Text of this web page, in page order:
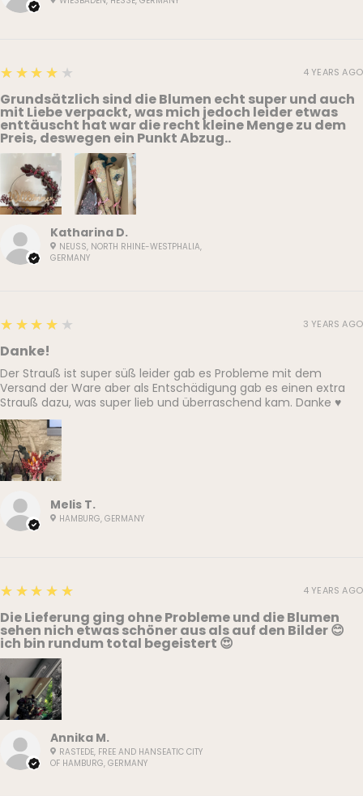
Katharina D.
NEUSS, NORTH RHINE-WESTPHALIA,
GERMANY
4
★★★★★
Grundsätzlich sind die Blumen echt super und auch
mit Liebe verpackt, was mich jedoch leider etwas
enttäuscht hat war die recht kleine Menge zu dem
Preis, deswegen ein Punkt Abzug..
4 YEARS AGO
Melis T.
HAMBURG, GERMANY
4
★★★★★
Danke!
Der Strauß ist super süß leider gab es Probleme mit dem
Versand der Ware aber als Entschädigung gab es einen extra
Strauß dazu, was super lieb und überraschend kam. Danke ♥️
3 YEARS AGO
Annika M.
RASTEDE, FREE AND HANSEATIC CITY
OF HAMBURG, GERMANY
5
★★★★★
Die Lieferung ging ohne Probleme und die Blumen
sehen nich etwas schöner aus als auf den Bilder 😊
ich bin rundum total begeistert 😍
4 YEARS AGO